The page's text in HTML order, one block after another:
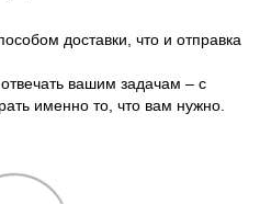
доставки, что и отправка
вашим задачам – с
именно то, что вам нужно.